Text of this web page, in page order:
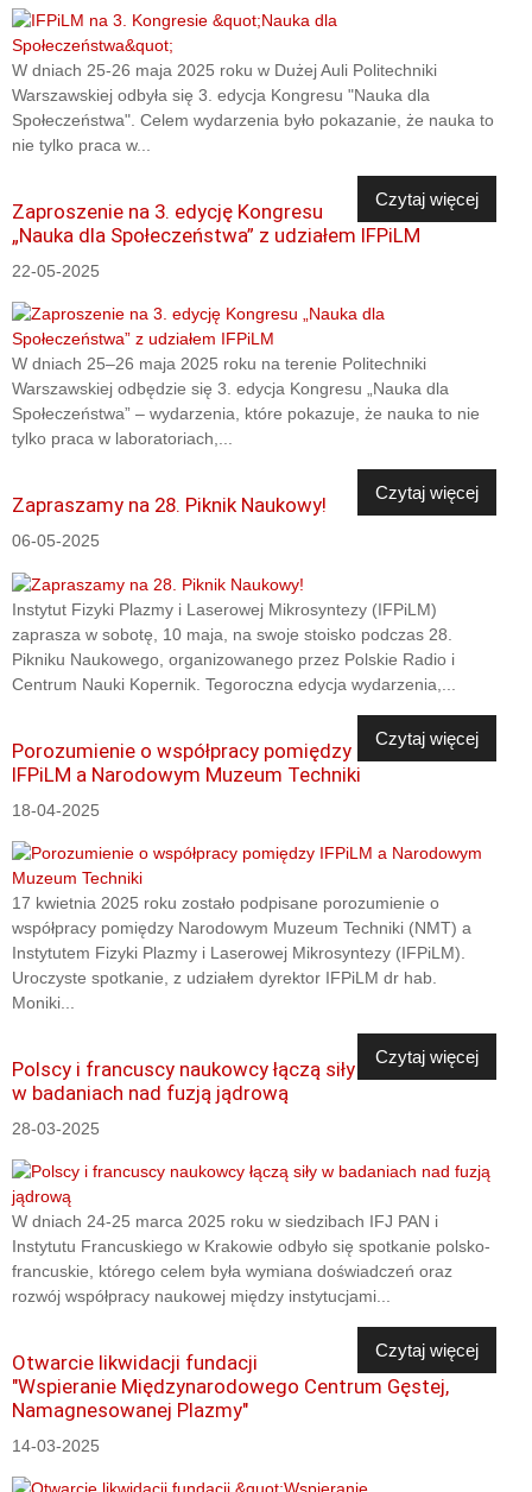
W dniach 25-26 maja 2025 roku w Dużej Auli Politechniki
Warszawskiej odbyła się 3. edycja Kongresu "Nauka dla
Społeczeństwa". Celem wydarzenia było pokazanie, że nauka to
nie tylko praca w...
Czytaj więcej
Zaproszenie na 3. edycję Kongresu
„Nauka dla Społeczeństwa” z udziałem IFPiLM
22-05-2025
W dniach 25–26 maja 2025 roku na terenie Politechniki
Warszawskiej odbędzie się 3. edycja Kongresu „Nauka dla
Społeczeństwa” – wydarzenia, które pokazuje, że nauka to nie
tylko praca w laboratoriach,...
Czytaj więcej
Zapraszamy na 28. Piknik Naukowy!
06-05-2025
Instytut Fizyki Plazmy i Laserowej Mikrosyntezy (IFPiLM)
zaprasza w sobotę, 10 maja, na swoje stoisko podczas 28.
Pikniku Naukowego, organizowanego przez Polskie Radio i
Centrum Nauki Kopernik. Tegoroczna edycja wydarzenia,...
Czytaj więcej
Porozumienie o współpracy pomiędzy
IFPiLM a Narodowym Muzeum Techniki
18-04-2025
17 kwietnia 2025 roku zostało podpisane porozumienie o
współpracy pomiędzy Narodowym Muzeum Techniki (NMT) a
Instytutem Fizyki Plazmy i Laserowej Mikrosyntezy (IFPiLM).
Uroczyste spotkanie, z udziałem dyrektor IFPiLM dr hab.
Moniki...
Czytaj więcej
Polscy i francuscy naukowcy łączą siły
w badaniach nad fuzją jądrową
28-03-2025
W dniach 24-25 marca 2025 roku w siedzibach IFJ PAN i
Instytutu Francuskiego w Krakowie odbyło się spotkanie polsko-
francuskie, którego celem była wymiana doświadczeń oraz
rozwój współpracy naukowej między instytucjami...
Czytaj więcej
Otwarcie likwidacji fundacji
"Wspieranie Międzynarodowego Centrum Gęstej,
Namagnesowanej Plazmy"
14-03-2025